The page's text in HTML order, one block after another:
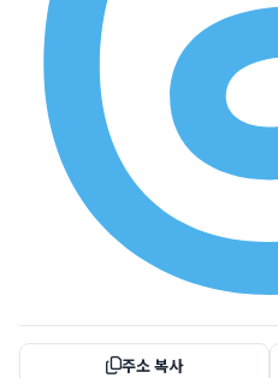
주소 복사